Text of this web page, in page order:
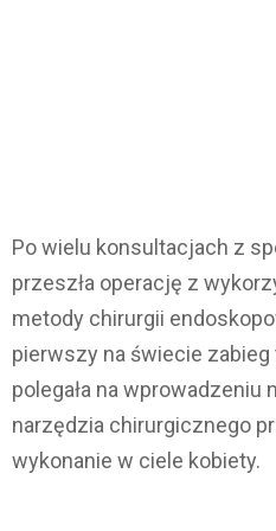
Po wielu konsultacjach z
przeszła operację z
metody chirurgii
pierwszy na świecie zabieg
polegała na wprowadzeniu
narzędzia chirurgicznego
wykonanie w ciele kobiety.